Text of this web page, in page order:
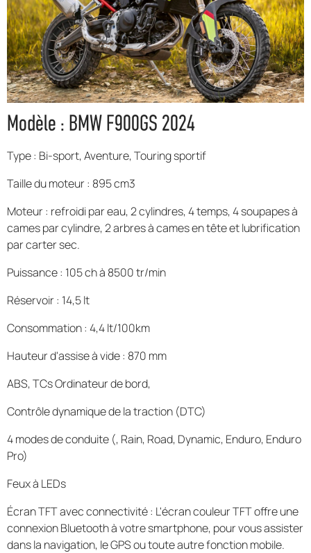
Modèle : BMW F900GS 2024
Type : Bi-sport, Aventure, Touring sportif
Taille du moteur : 895 cm3
Moteur : refroidi par eau, 2 cylindres, 4 temps, 4 soupapes à
cames par cylindre, 2 arbres à cames en tête et lubrification
par carter sec.
Puissance : 105 ch à 8500 tr/min
Réservoir : 14,5 lt
Consommation : 4,4 lt/100km
Hauteur d'assise à vide : 870 mm
ABS, TCs Ordinateur de bord,
Contrôle dynamique de la traction (DTC)
4 modes de conduite (, Rain, Road, Dynamic, Enduro, Enduro
Pro)
Feux à LEDs
Écran TFT avec connectivité : L'écran couleur TFT offre une
connexion Bluetooth à votre smartphone, pour vous assister
dans la navigation, le GPS ou toute autre fonction mobile.